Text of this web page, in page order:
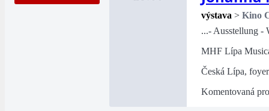
výstava > Kino
...- Ausstellung -
MHF Lípa
Česká Lípa,
Komentovaná